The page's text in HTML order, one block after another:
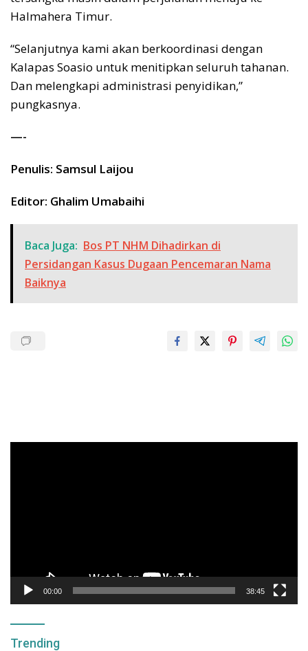
Halmahera Timur.
“Selanjutnya kami akan berkoordinasi dengan
Kalapas Soasio untuk menitipkan seluruh tahanan.
Dan melengkapi administrasi penyidikan,”
pungkasnya.
—-
Penulis: Samsul Laijou
Editor: Ghalim Umabaihi
Baca Juga: Bos PT NHM Dihadirkan di
Persidangan Kasus Dugaan Pencemaran Nama
Baiknya
00:00 38:45
Trending